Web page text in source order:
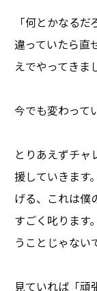
「何とかなる
違っていたら直
えでやってきま
今でも変わって
とりあえずチャ
援していきます
げる、これは僕
すごく叱ります
うことじゃない
見ていれば「頑